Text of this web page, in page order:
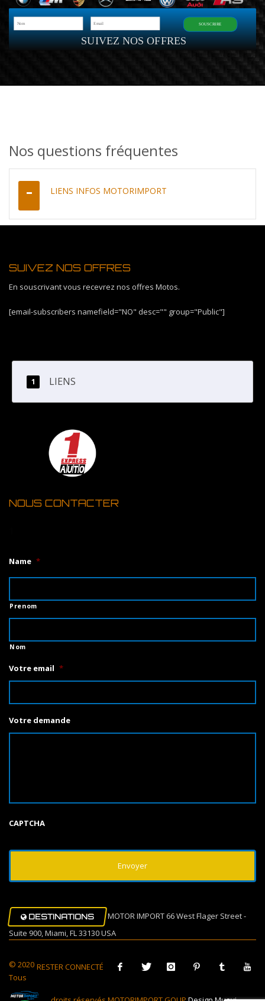
SUIVEZ NOS OFFRES
SOUSCRIRE
Nos questions fréquentes
LIENS INFOS MOTORIMPORT
SUIVEZ NOS OFFRES
En souscrivant vous recevrez nos offres Motos.
[email-subscribers namefield="NO" desc="" group="Public"]
LIENS
NOUS CONTACTER
Name *
Prenom
Nom
Votre email *
Votre demande
CAPTCHA
DESTINATIONS
MOTOR IMPORT 66 West Flager Street -
Suite 900, Miami, FL 33130 USA
RESTER CONNECTÉ
© 2020
Tous